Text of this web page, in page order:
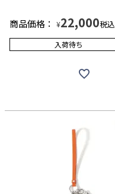
商品価格： ¥22,000税込
入荷待ち